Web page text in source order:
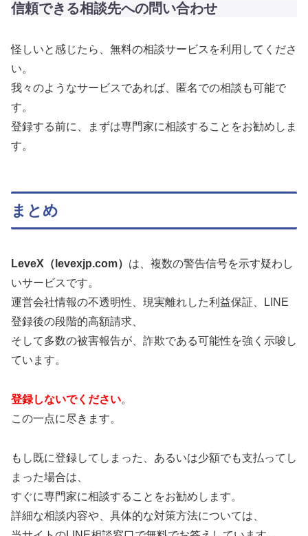
信頼できる相談先への問い合わせ
怪しいと感じたら、無料の相談サービスを利用してくださ
い。
我々のようなサービスであれば、匿名での相談も可能で
す。
登録する前に、まずは専門家に相談することをお勧めしま
す。
まとめ
LeveX（levexjp.com） は、複数の警告信号を示す疑わし
いサービスです。
運営会社情報の不透明性、現実離れした利益保証、LINE
登録後の段階的高額請求、
そして多数の被害報告が、詐欺である可能性を強く示唆し
ています。
登録しないでください。
この一点に尽きます。
もし既に登録してしまった、あるいは少額でも支払ってし
まった場合は、
すぐに専門家に相談することをお勧めします。
詳細な相談内容や、具体的な対策方法については、